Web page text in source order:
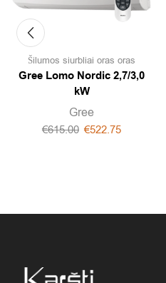
Šilumos siurbliai oras oras
Gree Lomo Nordic 2,7/3,0
kW
Gree
€615.00 €522.75